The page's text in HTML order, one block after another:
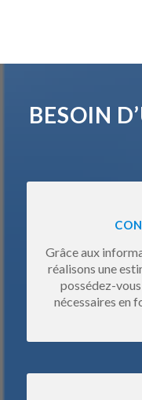
BESOIN
Grâce aux
réalisons une
possédez-
nécessaires en